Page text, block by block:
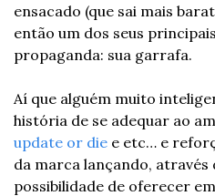
ensacado (que sai mais
então um dos seus
propaganda: sua garrafa.
Aí que alguém muito
update or die e etc… e
da marca lançando, através
possibilidade de oferecer